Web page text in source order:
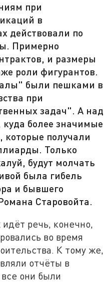
при
в
действовали по
Примерно
и размеры
роли фигурантов.
были пешками в
при
задач". А над
более значимые
получали
Только
будут молчать
была гибель
и бывшего
Старовойта.
речь, конечно,
во время
К тому же,
отчёты в
они были